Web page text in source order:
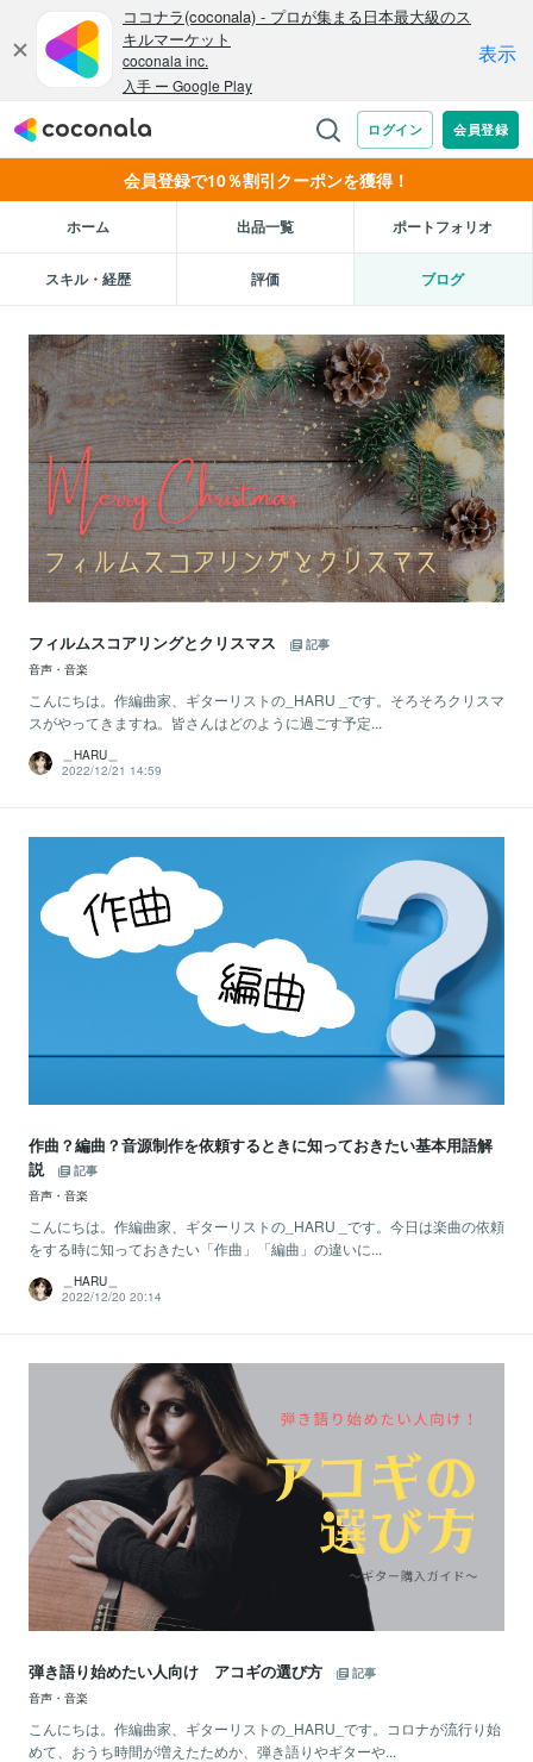
会員登録で10％割引クーポンを獲得！
ホーム 出品一覧 ポートフォリオ
スキル・経歴 評価 ブログ
フィルムスコアリングとクリスマス
記事
音声・音楽
こんにちは。作編曲家、ギターリストの_HARU _です。そろそろクリスマ
スがやってきますね。皆さんはどのように過ごす予定...
＿HARU＿
2022/12/21 14:59
作曲？編曲？音源制作を依頼するときに知っておきたい基本用語解
説
記事
音声・音楽
こんにちは。作編曲家、ギターリストの_HARU _です。今日は楽曲の依頼
をする時に知っておきたい「作曲」「編曲」の違いに...
＿HARU＿
2022/12/20 20:14
弾き語り始めたい人向け アコギの選び方
記事
音声・音楽
こんにちは。作編曲家、ギターリストの_HARU_です。コロナが流行り始
めて、おうち時間が増えたためか、弾き語りやギターや...